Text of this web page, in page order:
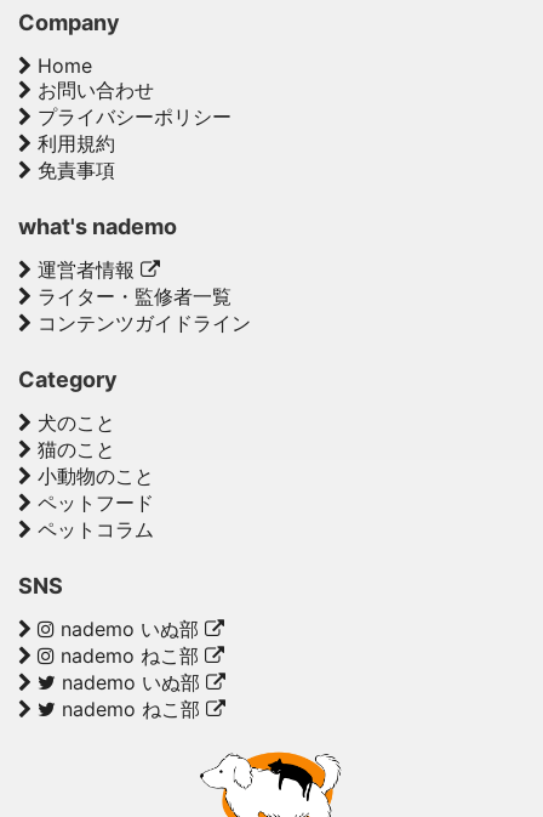
Company
Home
お問い合わせ
プライバシーポリシー
利用規約
免責事項
what's nademo
運営者情報
ライター・監修者一覧
コンテンツガイドライン
Category
犬のこと
猫のこと
小動物のこと
ペットフード
ペットコラム
SNS
nademo いぬ部
nademo ねこ部
nademo いぬ部
nademo ねこ部